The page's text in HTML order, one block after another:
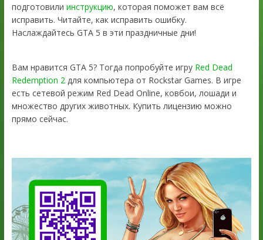
подготовили инструкцию, которая поможет вам всё
исправить. Читайте, как исправить ошибку.
Наслаждайтесь GTA 5 в эти праздничные дни!
Вам нравится GTA 5? Тогда попробуйте игру Red Dead
Redemption 2 для компьютера от Rockstar Games. В игре
есть сетевой режим Red Dead Online, ковбои, лошади и
множество других животных. Купить лицензию можно
прямо сейчас.